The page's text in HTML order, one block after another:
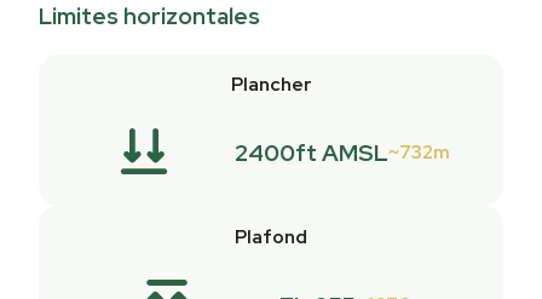
Limites horizontales
Plancher
2400ft AMSL 732m
Plafond